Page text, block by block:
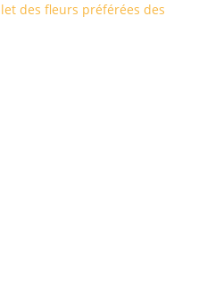
des fleurs préférées des